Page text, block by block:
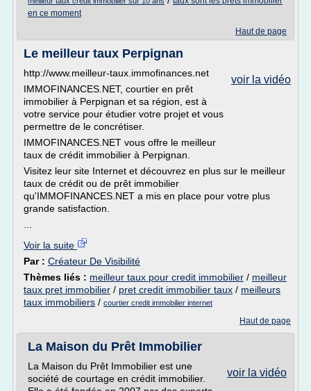
en ce moment
Haut de page
Le meilleur taux Perpignan
voir la vidéo
http://www.meilleur-taux.immofinances.net
IMMOFINANCES.NET, courtier en prêt
immobilier à Perpignan et sa région, est à
votre service pour étudier votre projet et vous
permettre de le concrétiser.
IMMOFINANCES.NET vous offre le meilleur
taux de crédit immobilier à Perpignan.
Visitez leur site Internet et découvrez en plus sur le meilleur
taux de crédit ou de prêt immobilier
qu'IMMOFINANCES.NET a mis en place pour votre plus
grande satisfaction.
Voir la suite
Par : Créateur De Visibilité
Thèmes liés : meilleur taux pour credit immobilier / meilleur
taux pret immobilier / pret credit immobilier taux / meilleurs
taux immobiliers / courtier credit immobilier internet
Haut de page
La Maison du Prêt Immobilier
voir la vidéo
La Maison du Prêt Immobilier est une
société de courtage en crédit immobilier.